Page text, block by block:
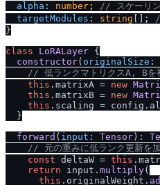
alpha : number ; // スケーリ
targetModules : string []; /
}
class
LoRALayer {
constructor( originalSize :
// 低ランクマトリクスA, Bを
this . matrixA = new
this . matrixB = new
this . scaling = config.
  }
forward ( input : Tensor ):
// 元の重みに低ランク更新を
const deltaW = this .
return input. multiply(
this . originalWeight .